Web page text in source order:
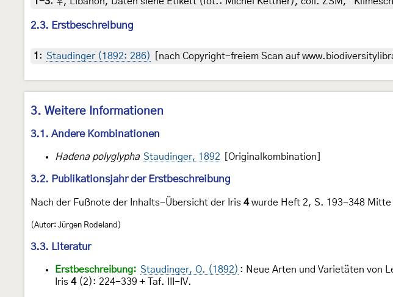
2.3. Erstbeschreibung
1 : Staudinger (1892: 286) [nach Copyright-freiem Scan auf
3. Weitere Informationen
3.1. Andere Kombinationen
Hadena polyglypha Staudinger, 1892 [Originalkombination]
3.2. Publikationsjahr der Erstbeschreibung
Nach der Fußnote der Inhalts-Übersicht der Iris 4wurde Heft 2, S. 193-348 Mitte
(Autor: Jürgen Rodeland)
3.3. Literatur
Erstbeschreibung: Staudinger, O. (1892) : Neue Arten und Varietäten von
Iris 4(2): 224-339 + Taf. III-IV.